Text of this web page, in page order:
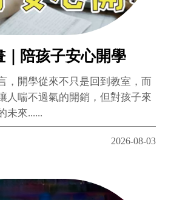
｜陪孩子安心開學
，開學從來不只是回到教室，而
人喘不過氣的開銷，但對孩子來
未來......
2026-08-03